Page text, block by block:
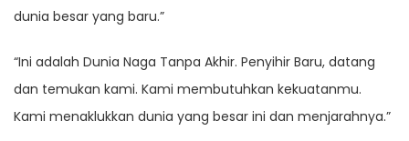
dunia besar yang baru.”
“Ini adalah Dunia Naga Tanpa Akhir. Penyihir Baru, datang
dan temukan kami. Kami membutuhkan kekuatanmu.
Kami menaklukkan dunia yang besar ini dan menjarahnya.”